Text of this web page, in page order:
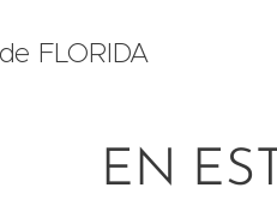
FLORIDA
EN